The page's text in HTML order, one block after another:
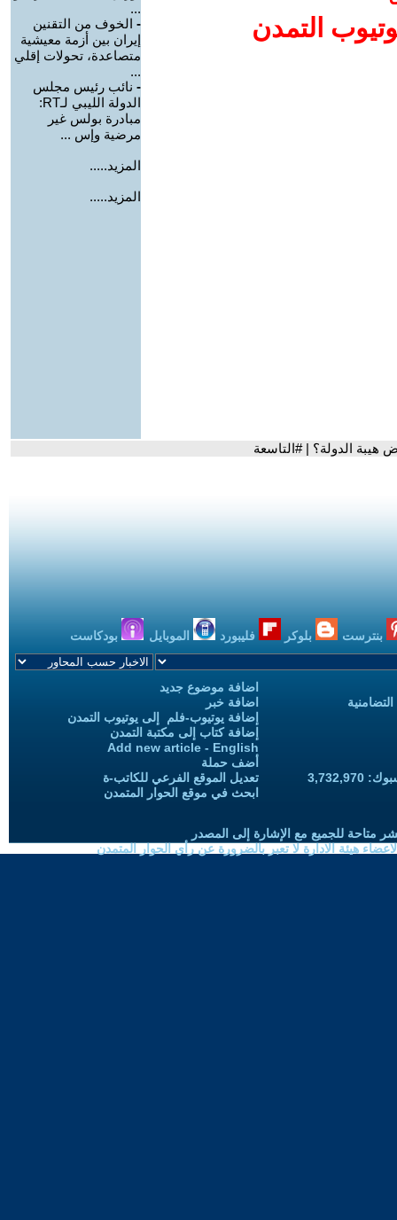
التمدن
...
- الخوف من التقنين
إيران بين أزمة معيشية
متصاعدة، تحولات إقلي
...
- نائب رئيس مجلس
الدولة الليبي لـRT:
مبادرة بولس غير
مرضية وإس ...
المزيد.....
المزيد.....
هيبة الدولة؟ | #التاسعة
بنترست بلوكر فليبورد الموبايل بودكاست
اضافة موضوع جديد
اضافة خبر
إضافة يوتيوب-فلم إلى يوتيوب التمدن
إضافة كتاب إلى مكتبة التمدن
Add new article - English
أضف حملة
تعديل الموقع الفرعي للكاتب-ة
ابحث في موقع الحوار المتمدن
متاحة للجميع مع الإشارة إلى المصدر
هيئة الادارة لا تعبر بالضرورة عن رأي الحوار المتمدن